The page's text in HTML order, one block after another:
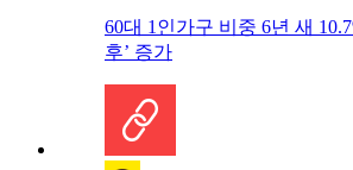
60대 1인가구 비중 6년 새
후’ 증가